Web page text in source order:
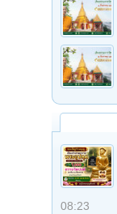
08:23